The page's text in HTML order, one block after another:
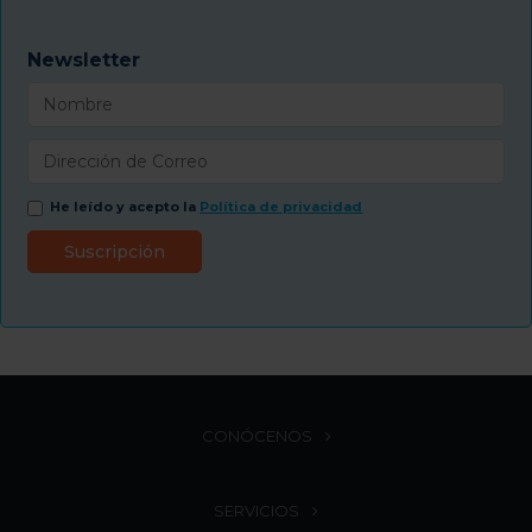
Newsletter
He leído y acepto la Política de privacidad
CONÓCENOS
SERVICIOS